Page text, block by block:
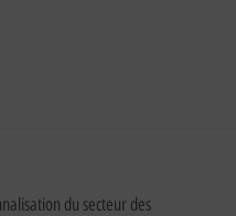
du secteur des